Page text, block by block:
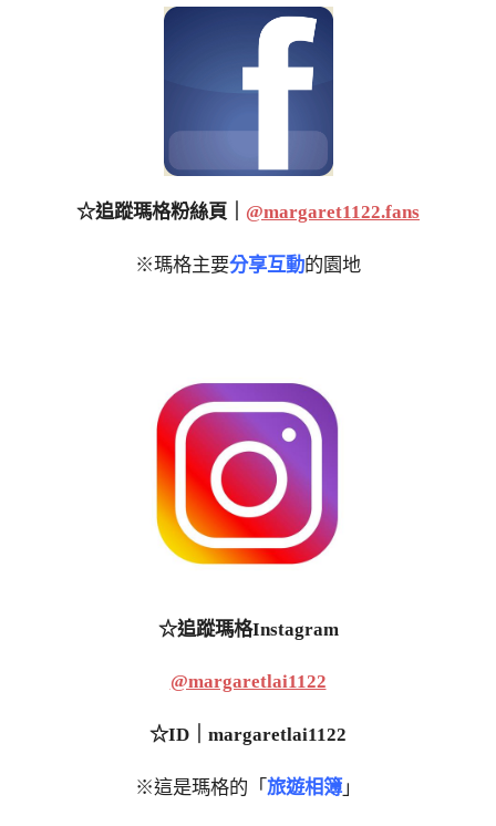
☆追蹤瑪格粉絲頁｜ @margaret1122.fans
※瑪格主要分享互動的園地
☆追蹤瑪格Instagram
@margaretlai1122
☆ID｜margaretlai1122
※這是瑪格的「 旅遊相簿 」